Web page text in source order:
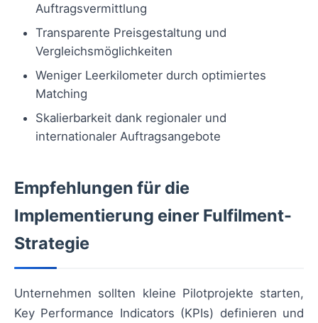
Auftragsvermittlung
Transparente Preisgestaltung und
Vergleichsmöglichkeiten
Weniger Leerkilometer durch optimiertes
Matching
Skalierbarkeit dank regionaler und
internationaler Auftragsangebote
Empfehlungen für die
Implementierung einer Fulfilment-
Strategie
Unternehmen sollten kleine Pilotprojekte starten,
Key Performance Indicators (KPIs) definieren und